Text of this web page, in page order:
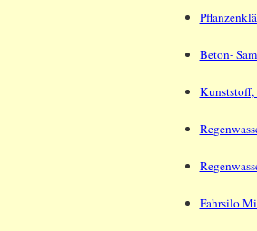
Beton-
Kunststoff,
Fahrsilo